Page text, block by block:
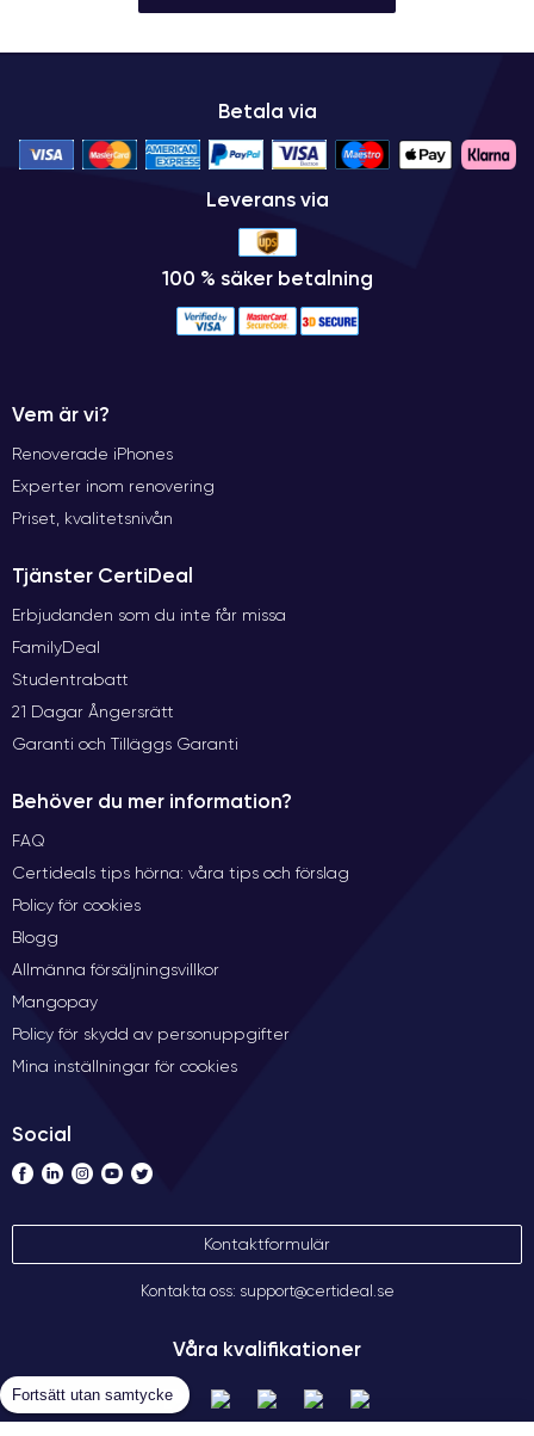
Betala via
Leverans via
100 % säker betalning
Vem är vi?
Renoverade iPhones
Experter inom renovering
Priset, kvalitetsnivån
Tjänster CertiDeal
Erbjudanden som du inte får missa
FamilyDeal
Studentrabatt
21 Dagar Ångersrätt
Garanti och Tilläggs Garanti
Behöver du mer information?
FAQ
Certideals tips hörna: våra tips och förslag
Policy för cookies
Blogg
Allmänna försäljningsvillkor
Mangopay
Policy för skydd av personuppgifter
Mina inställningar för cookies
Social
Kontaktformulär
Kontakta oss: support@certideal.se
Våra kvalifikationer
Fortsätt utan samtycke